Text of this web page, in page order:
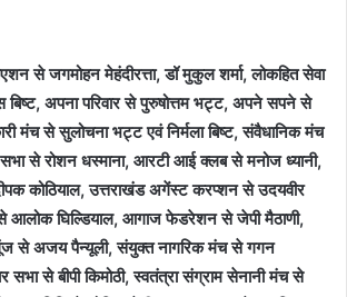
से जगमोहन मेहंदीरत्ता, डॉ मुकुल शर्मा, लोकहित सेवा
अपना परिवार से पुरुषोत्तम भट्ट, अपने सपने से
मंच से सुलोचना भट्ट एवं निर्मला बिष्ट, संवैधानिक मंच
से रोशन धस्माना, आरटी आई क्लब से मनोज ध्यानी,
कोठियाल, उत्तराखंड अगेंस्ट करप्शन से उदयवीर
से आलोक घिल्डियाल, आगाज फेडरेशन से जेपी मैठाणी,
से अजय पैन्यूली, संयुक्त नागरिक मंच से गगन
सभा से बीपी किमोठी, स्वतंत्रा संग्राम सेनानी मंच से